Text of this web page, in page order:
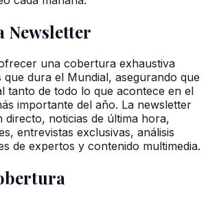
Newsletter
una cobertura exhaustiva
dura el Mundial, asegurando que
tanto de todo lo que acontece en el
importante del año. La newsletter
noticias de última hora,
entrevistas exclusivas, análisis
de expertos y contenido multimedia.